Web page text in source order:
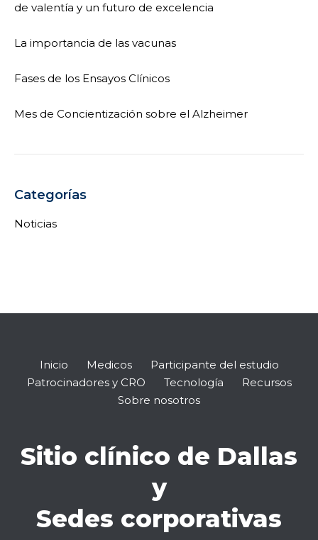
de valentía y un futuro de excelencia
La importancia de las vacunas
Fases de los Ensayos Clínicos
Mes de Concientización sobre el Alzheimer
Categorías
Noticias
Inicio Medicos
Participante del estudio
Patrocinadores y CRO
Tecnología
Recursos
Sobre nosotros
Sitio clínico de Dallas
y
Sedes corporativas